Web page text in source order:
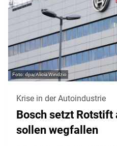
dpa/Alicia Windzio
Krise in der Autoindustrie
Bosch setzt
sollen wegfallen